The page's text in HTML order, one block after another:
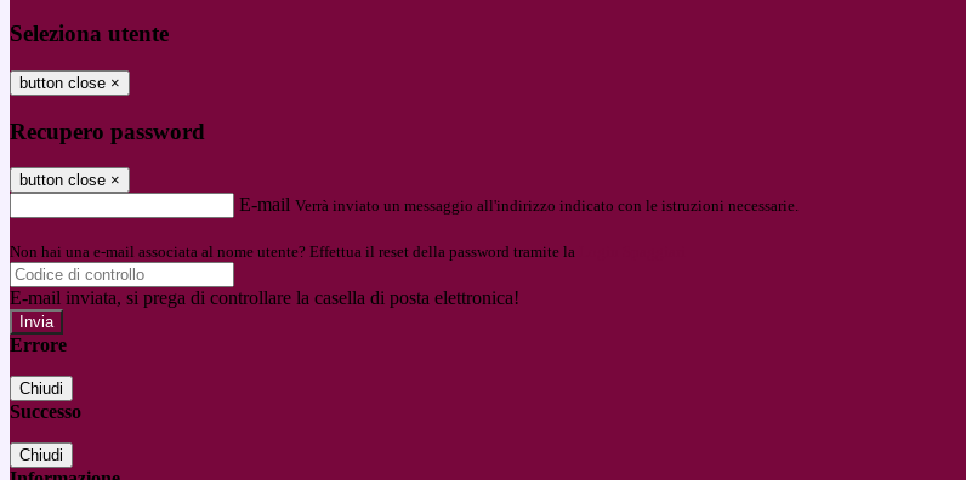
Seleziona utente
button close ×
Recupero password
button close ×
E-mail Verrà inviato un messaggio all'indirizzo indicato con le istruzioni necessarie.
Non hai una e-mail associata al nome utente? Effettua il reset della password tramite la
E-mail inviata, si prega di controllare la casella di posta elettronica!
Errore
Chiudi
Successo
Chiudi